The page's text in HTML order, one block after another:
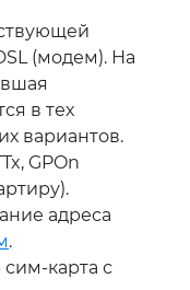
(модем). На
в тех
вариантов.
GPOn
адреса
.
карта с